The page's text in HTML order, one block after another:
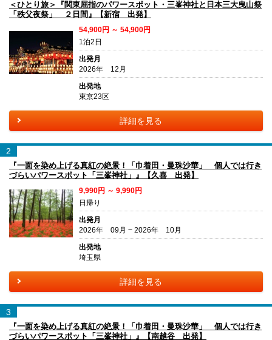
＜ひとり旅＞『関東屈指のパワースポット・三峯神社と日本三大曳山祭
「秩父夜祭」 ２日間』【新宿 出発】
54,900円 ～ 54,900円
1泊2日
出発月
2026年 12月
出発地
東京23区
詳細を見る
2
『一面を染め上げる真紅の絶景！「巾着田・曼珠沙華」 個人では行き
づらいパワースポット「三峯神社」』【久喜 出発】
9,990円 ～ 9,990円
日帰り
出発月
2026年 09月 ~ 2026年 10月
出発地
埼玉県
詳細を見る
3
『一面を染め上げる真紅の絶景！「巾着田・曼珠沙華」 個人では行き
づらいパワースポット「三峯神社」』【南越谷 出発】